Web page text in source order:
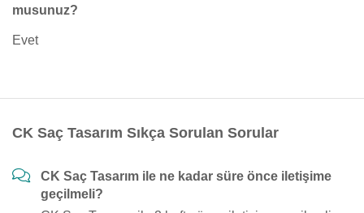
musunuz?
Evet
CK Saç Tasarım Sıkça Sorulan Sorular
CK Saç Tasarım ile ne kadar süre önce iletişime
geçilmeli?